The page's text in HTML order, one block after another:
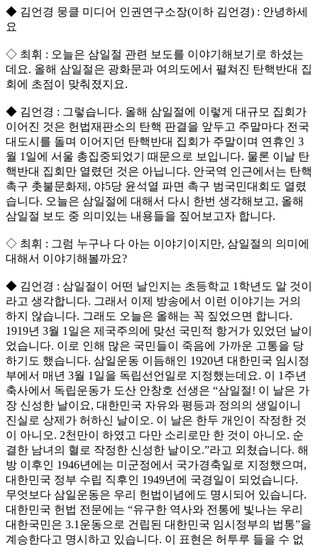
◆ 김언경 뭉클 미디어 인권연구소장(이하 김언경) : 안녕하세
요
◇ 최휘 : 오늘은 삼일절 관련 보도를 이야기해보기로 하셨는
데요. 올해 삼일절은 광화문과 여의도에서 펼쳐진 탄핵반대 집
회에 초점이 맞춰졌지요.
◆ 김언경 : 그렇습니다. 올해 삼일절에 이렇게 대규모 집회가
이어진 것은 헌법재판소의 탄핵 판결을 앞두고 주말마다 전국
대도시를 돌며 이어지던 탄핵반대 집회가 주말이며 연휴인 3
월 1일에 서울 총집중되었기 때문으로 보입니다. 물론 이날 탄
핵반대 집회만 열렸던 것은 아닙니다. 안국역 인근에서는 탄핵
촉구 촛불문화제, 야5당 윤석열 파면 촉구 범국민대회도 열렸
습니다. 오늘은 삼일절에 대해서 다시 한번 생각해보고, 올해
삼일절 보도 중 의미있는 내용들을 짚어보고자 합니다.
◇ 최휘 : 그럼 누구나 다 아는 이야기이지만, 삼일절의 의미에
대해서 이야기해볼까요?
◆ 김언경 : 삼일절이 어떤 날인지는 초등학교 1학년도 알 것이
라고 생각합니다. 그래서 이제 방송에서 이런 이야기는 거의
하지 않습니다. 그래도 오늘은 올해는 꼭 짚었으면 합니다.
1919년 3월 1일은 제국주의에 맞선 국민적 항거가 있었던 날이
었습니다. 이로 인해 많은 국민들이 죽음에 가까운 고통을 당
하기도 했습니다. 삼일운동 이듬해인 1920년 대한민국 임시정
부에서 매년 3월 1일을 독립선언일로 지정했는데요. 이 1주년
축사에서 독립운동가 도산 안창호 선생은 “삼일절! 이 날은 가
장 신성한 날이요, 대한민국 자유와 평등과 정의의 생일이니
진실로 상제가 허하신 날이오. 이 날은 한두 개인이 작정한 것
이 아니오. 2천만이 하였고 다만 소리로만 한 것이 아니오. 순
결한 남녀의 혈로 작정한 신성한 날이오.”라고 외쳤습니다. 해
방 이후인 1946년에는 미군정에서 국가경축일로 지정했으며,
대한민국 정부 수립 직후인 1949년에 국경일이 되었습니다.
무엇보다 삼일운동은 우리 헌법이념에도 명시되어 있습니다.
대한민국 헌법 전문에는 “유구한 역사와 전통에 빛나는 우리
대한국민은 3.1운동으로 건립된 대한민국 임시정부의 법통”을
계승한다고 명시하고 있습니다. 이 표현은 허투루 들을 수 없